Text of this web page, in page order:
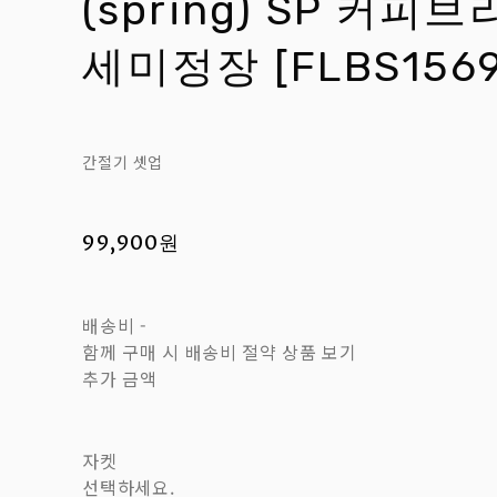
(spring) SP 커피브
세미정장
간절기 셋업
99,900원
배송비 -
함께 구매 시 배송비 절약 상품 보기
추가 금액
자켓
선택하세요.